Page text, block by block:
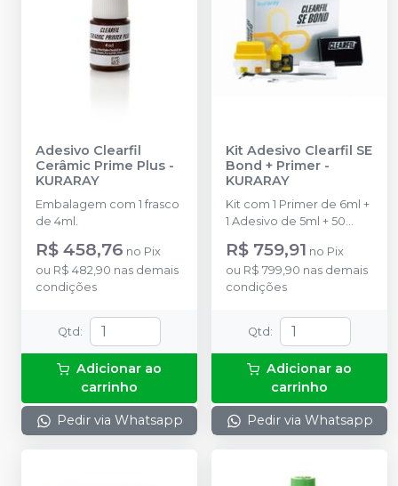
Adesivo Clearfil
Cerâmic Prime Plus -
KURARAY
Embalagem com 1 frasco
de 4ml.
R$ 458,76 no Pix
ou R$ 482,90 nas demais
condições
Qtd :
Adicionar ao
carrinho
Pedir via Whatsapp
Kit Adesivo Clearfil SE
Bond + Primer -
KURARAY
Kit com 1 Primer de 6ml +
1 Adesivo de 5ml + 50
pontas aplicadoras tipo
pincel descartáveis + 2
cabos (1 preto e 1 branco)
para ponta aplicadora
mistura + 1 placa de
bloqueio de luz + 1 estojo
exterior para fácil
dispensação.
R$ 759,91 no Pix
ou R$ 799,90 nas demais
condições
Qtd :
Adicionar ao
carrinho
Pedir via Whatsapp